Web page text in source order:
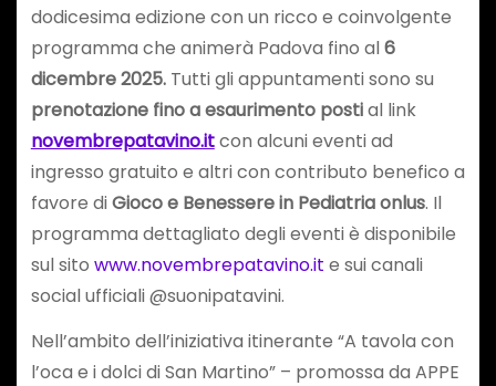
dodicesima edizione con un ricco e coinvolgente
programma che animerà Padova fino al6
dicembre 2025.Tutti gli appuntamenti sono su
prenotazione fino a esaurimento postial link
novembrepatavino.itcon alcuni eventi ad
ingresso gratuito e altri con contributo benefico a
favore diGioco e Benessere in Pediatria onlus. Il
programma dettagliato degli eventi è disponibile
sul sito www.novembrepatavino.it e sui canali
social ufficiali @suonipatavini.
Nell’ambito dell’iniziativa itinerante “A tavola con
l’oca e i dolci di San Martino” – promossa da APPE